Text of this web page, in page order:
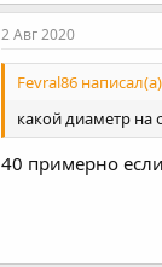
2 Авг 2020
Fevral86
какой диаметр на
40 примерно